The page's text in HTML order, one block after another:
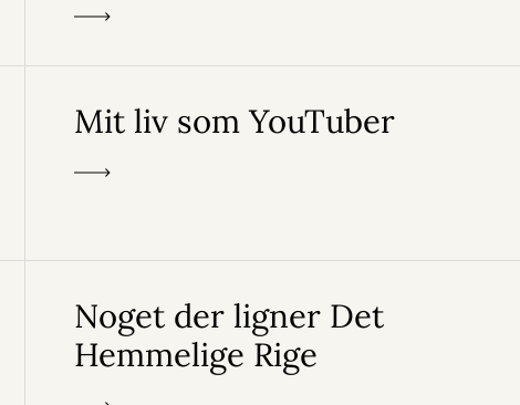
Mit liv som YouTuber
Noget der ligner Det
Hemmelige Rige